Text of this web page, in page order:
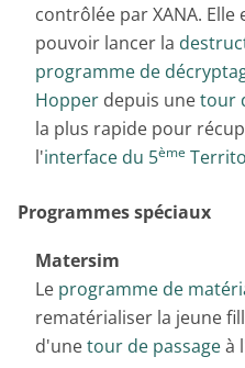
contrôlée par XANA. Elle
pouvoir lancer la
programme de
Hopper depuis unetour
la plus rapide pour
l'interface du 5ème
Programmes spéciaux
Matersim
Le programme de
rematérialiser la jeune
d'unetour de passageà